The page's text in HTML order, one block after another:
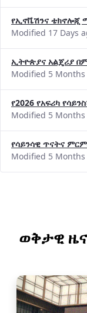
የኢኖቬሽንና ቴክኖሎጂ
Modified 17 Days
ኢትዮጵያና አልጄሪያ
Modified 5 Months
የ2026 የአፍሪካ
Modified 5 Months
የሳይንሳዊ ጥናትና
Modified 5 Months
ወቅታዊ ዜና